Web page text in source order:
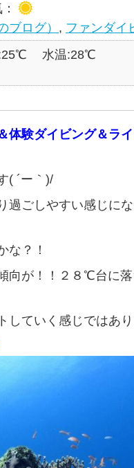
ブログ） , ファンダイ
水温:28℃
体験ダイビング＆ラ
( ´ー｀)/
過ごしやすい感じに
な？！
向が！！２８℃台に
していく感じではあ